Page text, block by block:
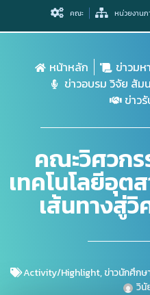
คณะ หน่วยงานภ
หน้าหลัก ข่าวมห
ข่าวอบรม วิจัย สัม
ข่าว
คณะวิศวกร
เทคโนโลยีอุต
เส้นทางสู่วิ
Activity/Highlight,ข่าวนักศึก
วินั